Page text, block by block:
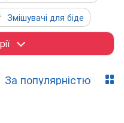
Змішувачі для біде
змішувачі
Крани-дозатори
За популярністю